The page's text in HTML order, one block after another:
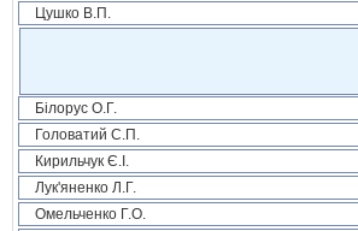
Цушко В.П.
Білорус О.Г.
Головатий С.П.
Кирильчук Є.І.
Лук'яненко Л.Г.
Омельченко Г.О.